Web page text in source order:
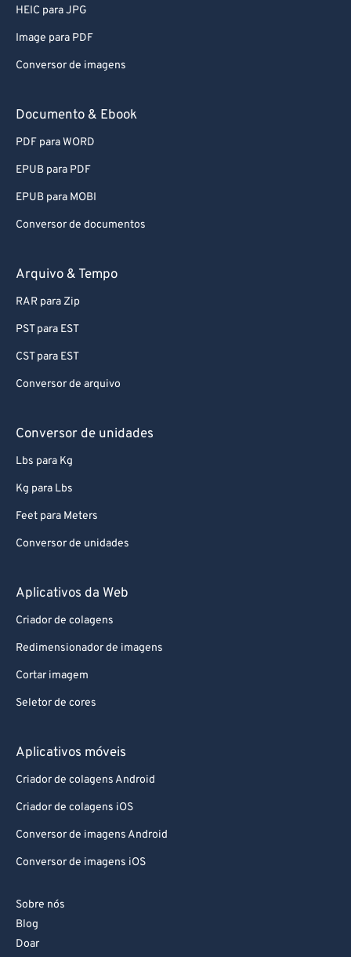
HEIC para JPG
Image para PDF
Conversor de imagens
Documento & Ebook
PDF para WORD
EPUB para PDF
EPUB para MOBI
Conversor de documentos
Arquivo & Tempo
RAR para Zip
PST para EST
CST para EST
Conversor de arquivo
Conversor de unidades
Lbs para Kg
Kg para Lbs
Feet para Meters
Conversor de unidades
Aplicativos da Web
Criador de colagens
Redimensionador de imagens
Cortar imagem
Seletor de cores
Aplicativos móveis
Criador de colagens Android
Criador de colagens iOS
Conversor de imagens Android
Conversor de imagens iOS
Sobre nós
Blog
Doar